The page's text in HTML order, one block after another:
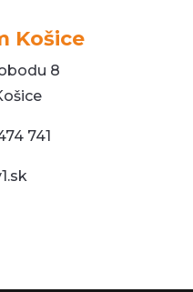
Košice
8
741